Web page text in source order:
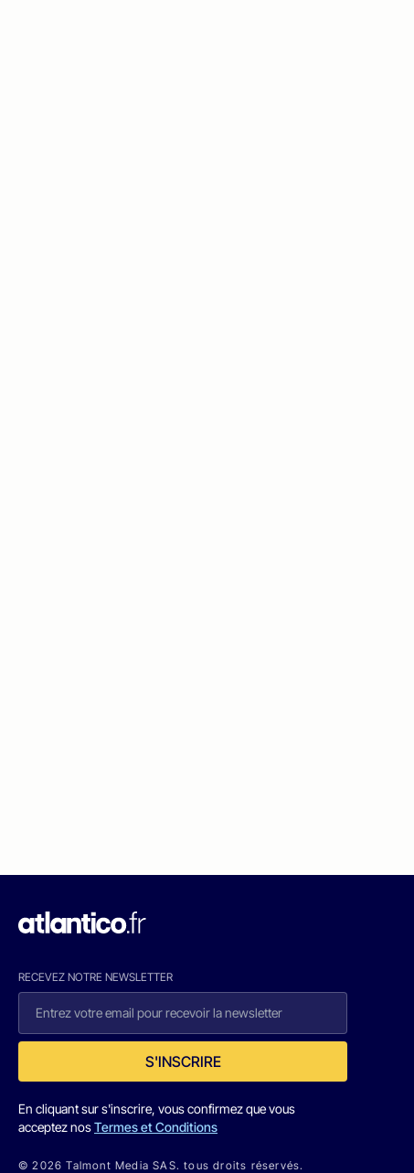
RECEVEZ NOTRE NEWSLETTER
S'INSCRIRE
En cliquant sur s'inscrire, vous confirmez que vous
acceptez nosTermes et Conditions
© 2026 Talmont Media SAS. tous droits réservés.